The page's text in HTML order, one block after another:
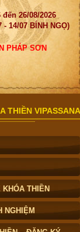
đến 26/08/2026
- 14/07 BÍNH NGỌ)
PHÁP SƠN
THIỀN VIPASSANA
THIỀN
NGHIỆM